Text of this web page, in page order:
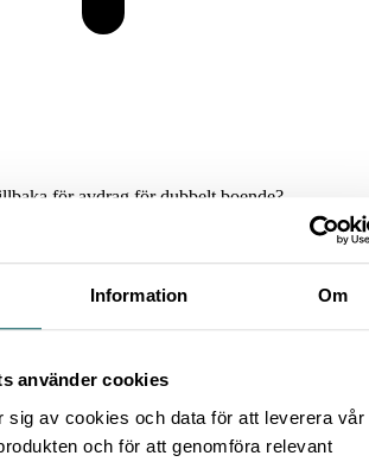
Information Om
använder cookies
sig av cookies och data för att leverera vår
och för att genomföra relevant
för avdrag för dubbelt boende?